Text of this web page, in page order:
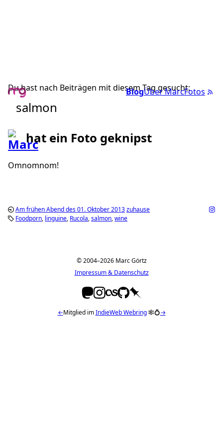
BlogÜber MarcFotos
Du hast nach Beiträgen mit diesem Tag gesucht:
salmon
hat ein Foto geknipst
Omnomnom!
Am frühen Abend des 01. Oktober 2013zuhause
Foodporn linguine Rucola salmon wine
© 2004–2026 Marc Görtz
Impressum & Datenschutz
←Mitglied imIndieWeb Webring🕸💍→